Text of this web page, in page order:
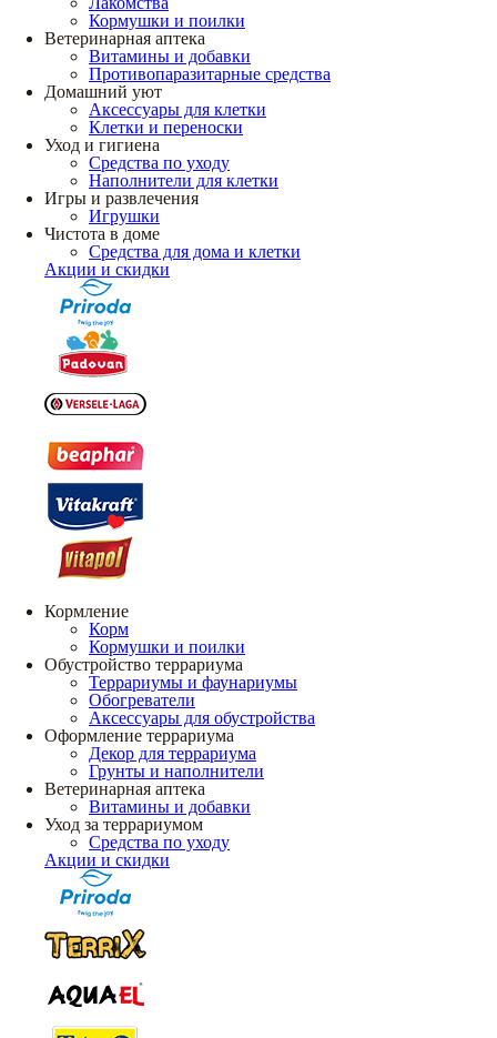
Кормушки и поилки
Ветеринарная аптека
Витамины и добавки
Противопаразитарные средства
Домашний уют
Аксессуары для клетки
Клетки и переноски
Уход и гигиена
Средства по уходу
Наполнители для клетки
Игры и развлечения
Игрушки
Чистота в доме
Средства для дома и клетки
Акции и скидки
Кормление
Корм
Кормушки и поилки
Обустройство террариума
Террариумы и фаунариумы
Обогреватели
Аксессуары для обустройства
Оформление террариума
Декор для террариума
Грунты и наполнители
Ветеринарная аптека
Витамины и добавки
Уход за террариумом
Средства по уходу
Акции и скидки